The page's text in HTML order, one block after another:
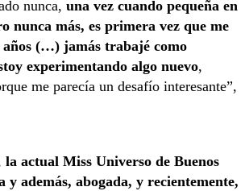
nunca, una vez cuando pequeña en
nunca más, es primera vez que me
años (…) jamás trabajé como
experimentando algo nuevo,
me parecía un desafío interesante”,
la actual Miss Universo de Buenos
y además, abogada, y recientemente,